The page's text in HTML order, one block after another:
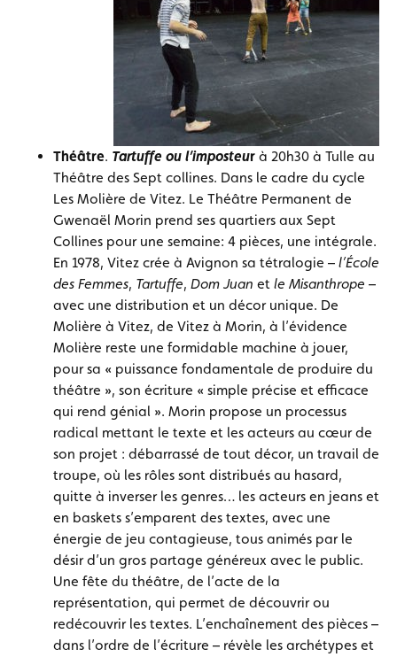
Théâtre. Tartuffe ou l’imposteur à 20h30 à Tulle au
Théâtre des Sept collines. Dans le cadre du cycle
Les Molière de Vitez. Le Théâtre Permanent de
Gwenaël Morin prend ses quartiers aux Sept
Collines pour une semaine: 4 pièces, une intégrale.
En 1978, Vitez crée à Avignon sa tétralogie – l’École
des Femmes, Tartuffe, Dom Juan et le Misanthrope –
avec une distribution et un décor unique. De
Molière à Vitez, de Vitez à Morin, à l’évidence
Molière reste une formidable machine à jouer,
pour sa « puissance fondamentale de produire du
théâtre », son écriture « simple précise et efficace
qui rend génial ». Morin propose un processus
radical mettant le texte et les acteurs au cœur de
son projet : débarrassé de tout décor, un travail de
troupe, où les rôles sont distribués au hasard,
quitte à inverser les genres… les acteurs en jeans et
en baskets s’emparent des textes, avec une
énergie de jeu contagieuse, tous animés par le
désir d’un gros partage généreux avec le public.
Une fête du théâtre, de l’acte de la
représentation, qui permet de découvrir ou
redécouvrir les textes. L’enchaînement des pièces –
dans l’ordre de l’écriture – révèle les archétypes et